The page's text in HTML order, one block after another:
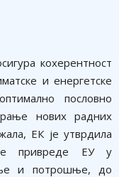
кохерентност
и енергетске
пословно
нових радних
ЕК је утврдила
привреде ЕУ у
и потрошње, до